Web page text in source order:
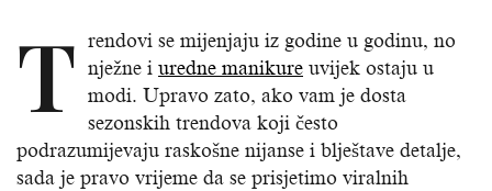
T rendovi se mijenjaju iz godine u godinu, no
nježne i uredne manikure uvijek ostaju u
modi. Upravo zato, ako vam je dosta
sezonskih trendova koji često
podrazumijevaju raskošne nijanse i blještave detalje,
sada je pravo vrijeme da se prisjetimo viralnih